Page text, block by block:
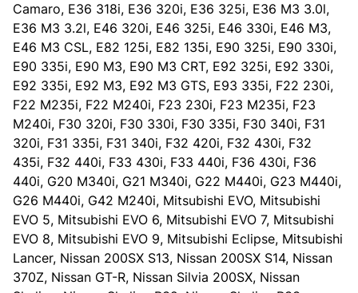
Camaro, E36 318i, E36 320i, E36 325i, E36 M3 3.0l,
E36 M3 3.2l, E46 320i, E46 325i, E46 330i, E46 M3,
E46 M3 CSL, E82 125i, E82 135i, E90 325i, E90 330i,
E90 335i, E90 M3, E90 M3 CRT, E92 325i, E92 330i,
E92 335i, E92 M3, E92 M3 GTS, E93 335i, F22 230i,
F22 M235i, F22 M240i, F23 230i, F23 M235i, F23
M240i, F30 320i, F30 330i, F30 335i, F30 340i, F31
320i, F31 335i, F31 340i, F32 420i, F32 430i, F32
435i, F32 440i, F33 430i, F33 440i, F36 430i, F36
440i, G20 M340i, G21 M340i, G22 M440i, G23 M440i,
G26 M440i, G42 M240i, Mitsubishi EVO, Mitsubishi
EVO 5, Mitsubishi EVO 6, Mitsubishi EVO 7, Mitsubishi
EVO 8, Mitsubishi EVO 9, Mitsubishi Eclipse, Mitsubishi
Lancer, Nissan 200SX S13, Nissan 200SX S14, Nissan
370Z, Nissan GT-R, Nissan Silvia 200SX, Nissan